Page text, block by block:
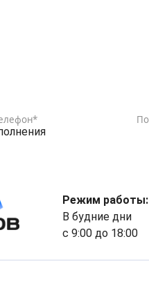
Режим работы:
В будние дни
с 9:00 до 18:00